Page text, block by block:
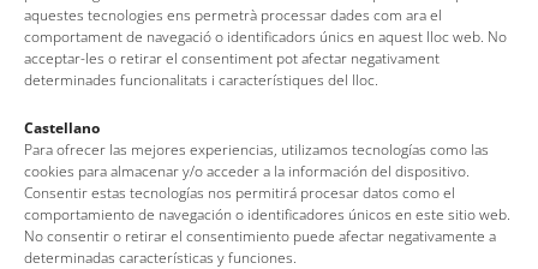
aquestes tecnologies ens permetrà processar dades com ara el
comportament de navegació o identificadors únics en aquest lloc web. No
acceptar-les o retirar el consentiment pot afectar negativament
determinades funcionalitats i característiques del lloc.
Castellano
Para ofrecer las mejores experiencias, utilizamos tecnologías como las
cookies para almacenar y/o acceder a la información del dispositivo.
Consentir estas tecnologías nos permitirá procesar datos como el
comportamiento de navegación o identificadores únicos en este sitio web.
No consentir o retirar el consentimiento puede afectar negativamente a
determinadas características y funciones.
Maria Rosa
Turissa
Hotel Boutique Mamma Mia!